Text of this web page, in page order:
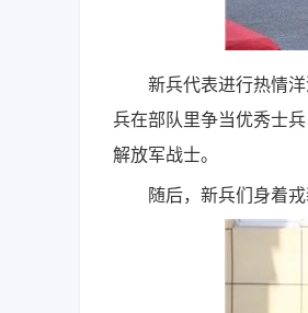
新兵代表进行热情洋
兵在部队里争当优秀士
解放军战士。
随后，新兵们身着戎